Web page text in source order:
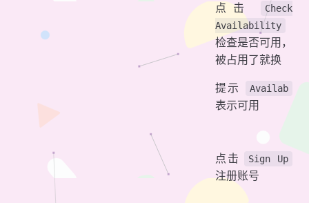
点击
Check
Availability
检查是否可用，
被占用了就换
提示 Availab
表示可用
点击 Sign Up
注册账号